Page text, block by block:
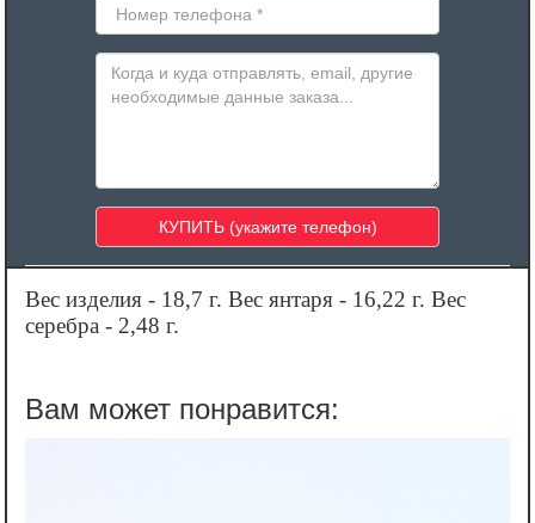
Вес изделия - 18,7 г. Вес янтаря - 16,22 г. Вес
серебра - 2,48 г.